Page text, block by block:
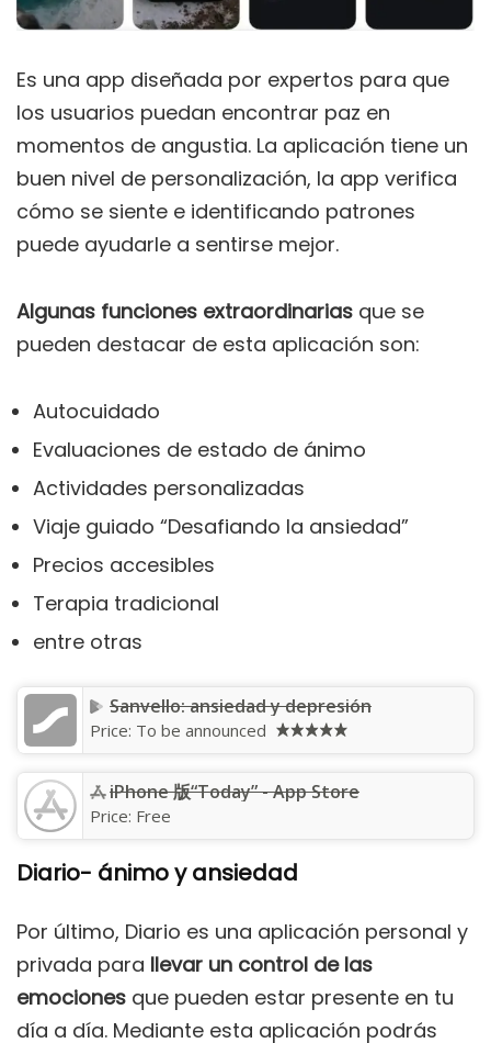
Es una app diseñada por expertos para que
los usuarios puedan encontrar paz en
momentos de angustia. La aplicación tiene un
buen nivel de personalización, la app verifica
cómo se siente e identificando patrones
puede ayudarle a sentirse mejor.
Algunas funciones extraordinarias que se
pueden destacar de esta aplicación son:
Autocuidado
Evaluaciones de estado de ánimo
Actividades personalizadas
Viaje guiado “Desafiando la ansiedad”
Precios accesibles
Terapia tradicional
entre otras
Sanvello: ansiedad y depresión
Price: To be announced
iPhone 版“Today” - App Store
Price: Free
Diario- ánimo y ansiedad
Por último, Diario es una aplicación personal y
privada para llevar un control de las
emociones que pueden estar presente en tu
día a día. Mediante esta aplicación podrás